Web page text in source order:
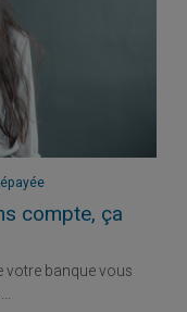
compte, ça
votre banque vous